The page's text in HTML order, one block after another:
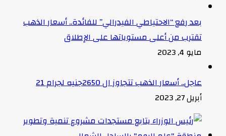
بعد رفع “الاحتياطي الفيدرالي” للفائدة.. أسعار الذهب
تقترب من أعلى مستوياتها على الإطلاق
مايو 4, 2023
عاجل.. أسعار الذهب تتجاوز ال 2650جنيه لجرام 21
أبريل 27, 2023